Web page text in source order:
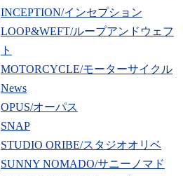
INCEPTION/インセプション
LOOP&WEFT/ループアンドウェフ
ト
MOTORCYCLE/モーターサイクル
News
OPUS/オーパス
SNAP
STUDIO ORIBE/スタジオオリベ
SUNNY NOMADO/サニーノマド